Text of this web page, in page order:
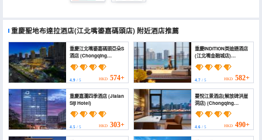
重慶聖地布達拉酒店(江北嘴鎏嘉碼頭店) 附近酒店推薦
重慶江北嘴鎏嘉碼頭亞朵S
酒店 (Chongqing
Jiangbeizui Liujia Wharf
Atour S Hotel)
4.9 / 5 HKD 574+
重慶INDITION英迪遜酒店
(江北嘴金融城店)
(CHONGQING INDITION
HOTEL(JIANG BEI))
4.7/ 5 HKD 582+
重慶嘉瀾四季酒店 (Jialan
Siji Hotel)
4.5 / 5 HKD 303+
蔓悅江景酒店(解放碑洪崖
洞店) (Chongqing
Manyue Hotel
(Jiefangbei
Hongyadong Branch))
4.6/ 5 HKD 490+